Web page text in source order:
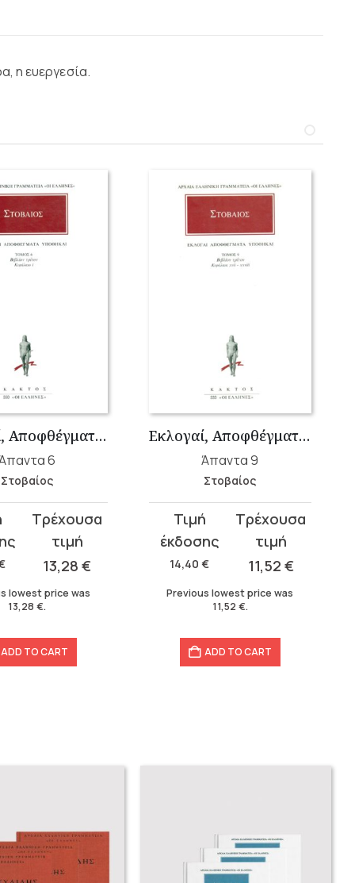
η ευεργεσία.
Εκλογαί, Αποφθέγματα, Υποθήκαι Γ΄ 1
6
Στοβαίος
13,28€
lowest price was
13,28 €.
ADD TO CART
Εκλογαί, Αποφθέγματα, Υποθήκαι Γ΄ 17-28
Άπαντα 9
Στοβαίος
14,40€
Original
price
was:
14,40 €.
11,52 €
Current
price
11,52 €.
Previous lowest price was
11,52 €.
ADD TO CART